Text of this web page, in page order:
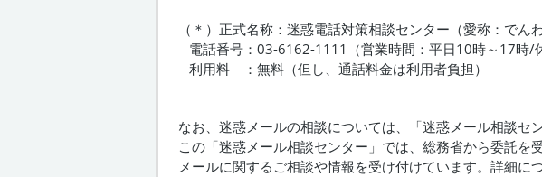
（＊）正式名称：迷惑電話対策相談センター（愛称：でん
電話番号：03-6162-1111（営業時間：平日10時～17時/
利用料 ：無料（但し、通話料金は利用者負担）
なお、迷惑メールの相談については、「迷惑メール相談セ
この「迷惑メール相談センター」では、総務省から委託を
メールに関するご相談や情報を受け付けています。詳細に